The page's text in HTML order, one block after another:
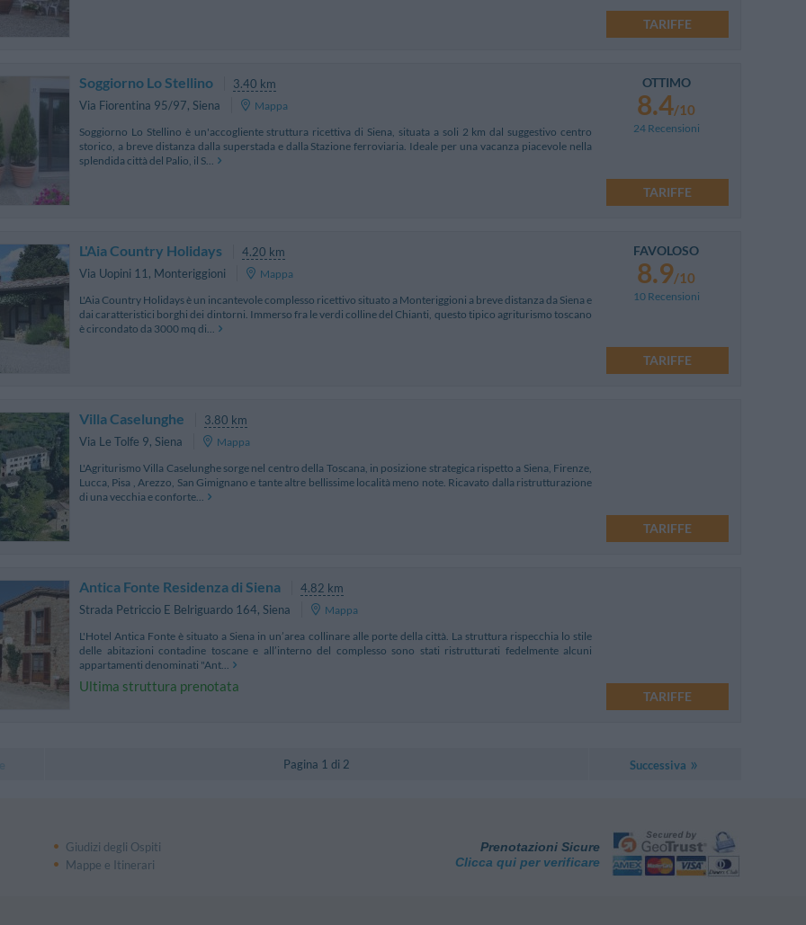
TARIFFE
Soggiorno Lo Stellino
3.40 km
Via Fiorentina 95/97, Siena
Mappa
Soggiorno Lo Stellino è un'accogliente struttura ricettiva di Siena, situata a soli 2 km dal suggestivo centro
storico, a breve distanza dalla superstada e dalla Stazione ferroviaria. Ideale per una vacanza piacevole nella
splendida città del Palio, il S...
OTTIMO
8.4/10
24 Recensioni
TARIFFE
L'Aia Country Holidays
4.20 km
Via Uopini 11, Monteriggioni
Mappa
L'Aia Country Holidays è un incantevole complesso ricettivo situato a Monteriggioni a breve distanza da Siena e
dai caratteristici borghi dei dintorni. Immerso fra le verdi colline del Chianti, questo tipico agriturismo toscano
è circondato da 3000 mq di...
FAVOLOSO
8.9/10
10 Recensioni
TARIFFE
Villa Caselunghe
3.80 km
Via Le Tolfe 9, Siena
Mappa
L'Agriturismo Villa Caselunghe sorge nel centro della Toscana, in posizione strategica rispetto a Siena, Firenze,
Lucca, Pisa , Arezzo, San Gimignano e tante altre bellissime località meno note. Ricavato dalla ristrutturazione
di una vecchia e conforte...
TARIFFE
Antica Fonte Residenza di Siena
4.82 km
Strada Petriccio E Belriguardo 164, Siena
Mappa
L'Hotel Antica Fonte è situato a Siena in un’area collinare alle porte della città. La struttura rispecchia lo stile
delle abitazioni contadine toscane e all’interno del complesso sono stati ristrutturati fedelmente alcuni
appartamenti denominati "Ant...
Ultima struttura prenotata
TARIFFE
Pagina 1 di 2 Successiva
Giudizi degli Ospiti
Mappe e Itinerari
Prenotazioni Sicure
Clicca qui per verificare